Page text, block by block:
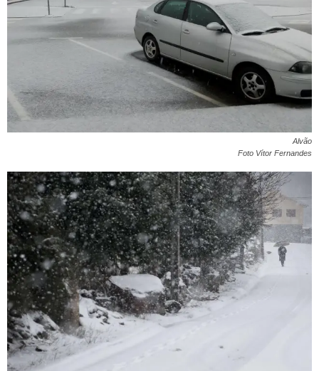
Alvão
Foto ‎Vítor Fernandes